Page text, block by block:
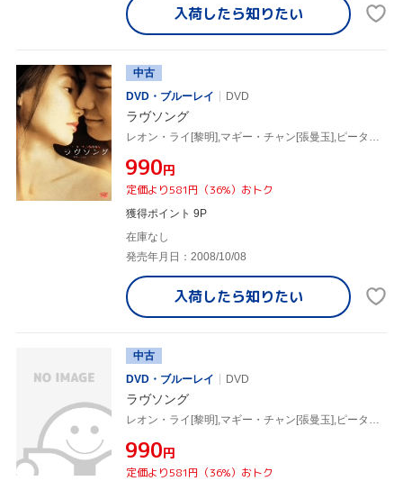
入荷したら知りたい
中古
DVD・ブルーレイ
DVD
ラヴソング
¥990円
定価より581円（36%）おトク
獲得ポイント 9P
在庫なし
発売年月日：2008/10/08
入荷したら知りたい
中古
DVD・ブルーレイ
DVD
ラヴソング
¥990円
定価より581円（36%）おトク